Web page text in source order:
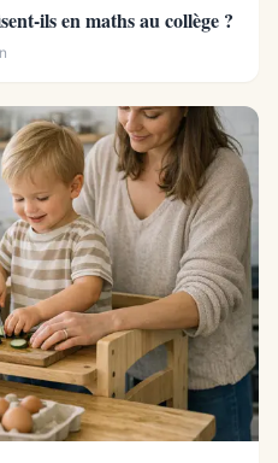
ils en maths au collège ?